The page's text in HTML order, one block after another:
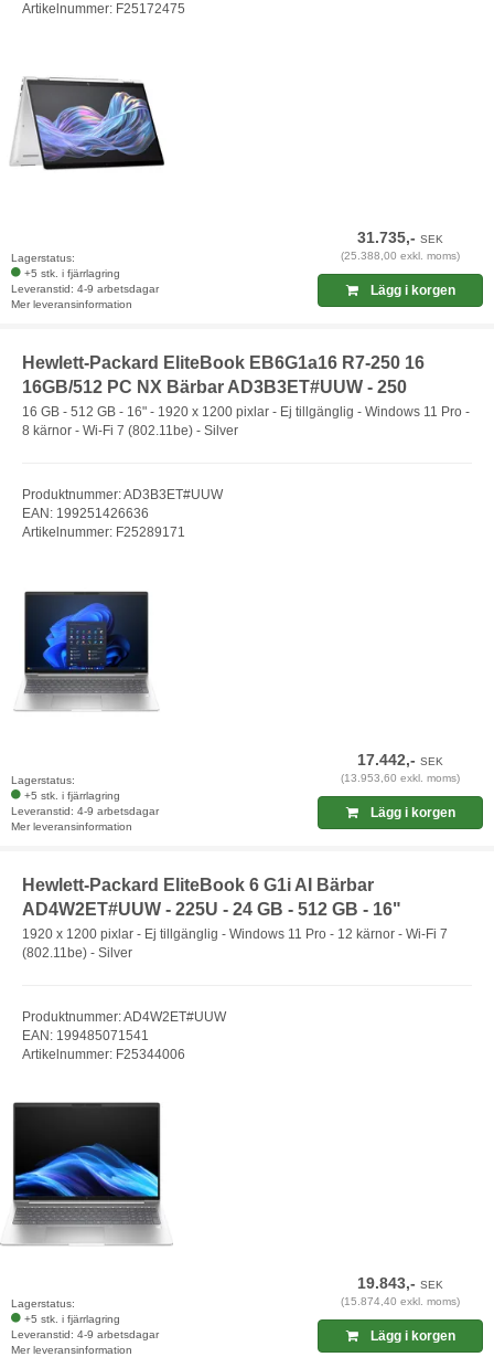
Artikelnummer: F25172475
Lagerstatus:
+5 stk. i fjärrlagring
Leveranstid: 4-9 arbetsdagar
Mer leveransinformation
31.735,-SEK
(25.388,00 exkl. moms)
Lägg i korgen
Hewlett-Packard EliteBook EB6G1a16 R7-250 16
16GB/512 PC NX Bärbar AD3B3ET#UUW - 250
16 GB - 512 GB - 16" - 1920 x 1200 pixlar - Ej tillgänglig - Windows 11 Pro -
8 kärnor - Wi-Fi 7 (802.11be) - Silver
Produktnummer: AD3B3ET#UUW
EAN: 199251426636
Artikelnummer: F25289171
Lagerstatus:
+5 stk. i fjärrlagring
Leveranstid: 4-9 arbetsdagar
Mer leveransinformation
17.442,-SEK
(13.953,60 exkl. moms)
Lägg i korgen
Hewlett-Packard EliteBook 6 G1i AI Bärbar
AD4W2ET#UUW - 225U - 24 GB - 512 GB - 16"
1920 x 1200 pixlar - Ej tillgänglig - Windows 11 Pro - 12 kärnor - Wi-Fi 7
(802.11be) - Silver
Produktnummer: AD4W2ET#UUW
EAN: 199485071541
Artikelnummer: F25344006
Lagerstatus:
+5 stk. i fjärrlagring
Leveranstid: 4-9 arbetsdagar
Mer leveransinformation
19.843,-SEK
(15.874,40 exkl. moms)
Lägg i korgen